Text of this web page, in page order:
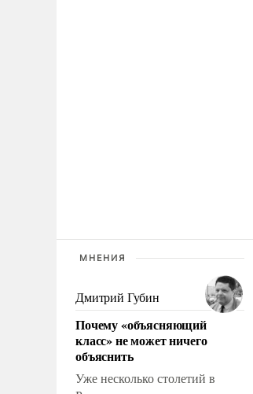
МНЕНИЯ
Дмитрий Губин
Почему «объясняющий
класс» не может ничего
объяснить
Уже несколько столетий в